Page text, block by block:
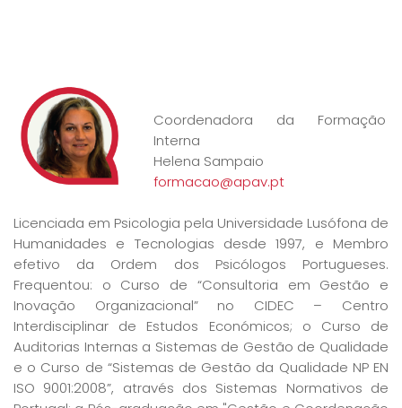
Coordenadora da Formação
Interna
Helena Sampaio
formacao@apav.pt
Licenciada em Psicologia pela Universidade Lusófona de
Humanidades e Tecnologias desde 1997, e Membro
efetivo da Ordem dos Psicólogos Portugueses.
Frequentou: o Curso de “Consultoria em Gestão e
Inovação Organizacional” no CIDEC – Centro
Interdisciplinar de Estudos Económicos; o Curso de
Auditorias Internas a Sistemas de Gestão de Qualidade
e o Curso de “Sistemas de Gestão da Qualidade NP EN
ISO 9001:2008”, através dos Sistemas Normativos de